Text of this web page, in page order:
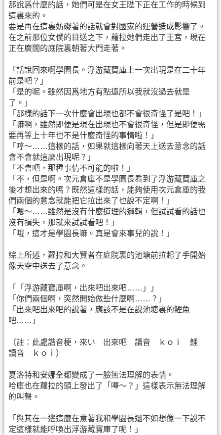
那說爲什麼的話，她們可是在女王陛下正在工作的時候到
這裏來的。
要是再在這裏妨礙著的話就會對國家的運營造成影響了。
在之前那位女僕的目送之下，蘿拉她們走出了王宮，現在
正在廣闊的庭院裏朝著大門走著。
「話說回來啊學園長。浮游藏寶庫上一次出現是在二十年
前是吧？」
「是的呢。雖然因爲地方有點遠所以我就沒過去就是
了。」
「那樣的話下一次什麼會出現也都不會很奇怪了是吧！」
「嘛啊，雖然即便是現在出現也不會很奇怪，但是即便需
要再等上十年也不是什麼奇怪的事情啦！」
「哼～……這樣的話，如果就這樣向著天上送去意念的話
會不會就這麼出現呢？」
「不會吧，那種事情不可能的啦！」
「不，但是啊。次元倉庫不是學園長看到了浮游藏寶庫之
後才想出來的嗎？既然這樣的話，能夠使用次元倉庫的我
們兩個的意念就能把它拉出來了也說不定啊！」
「嗯～……雖然是沒有什麼道理的邏輯，但試試看的話也
沒有損失，那就來試試看吧！」
「哦，這才是學園長嘛。真是會來事兒的說！」
綜上所述，蘿拉和大賢者在庭院裏的池塘前拉起了手開始
像天空中送去了意念。
「「浮游藏寶庫啊，出來吧出來吧……」」
「你們兩個啊，突然開始做些什麼啊……？」
「出來吧出來吧的說著，應該不是在說池塘裏的鯉魚
吧……」
（註：此處諧音梗，來い 出來吧 讀音 ｋｏｉ 鯉
讀音 ｋｏｉ）
夏洛特和安娜全都變成了一臉無法理解的表情。
哈庫也在蘿拉的頭上發出了「嗶～？」這樣表示無法理解
的叫聲。
「與其在一邊這麼在意著我和學園長還不如想像一下說不
定這樣就能呼喚出浮游藏寶庫了呢！」